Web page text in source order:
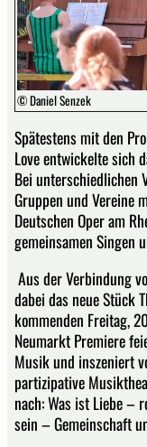
© Daniel Senzek
Spätestens mit den
Love entwickelte sich
Bei unterschiedlichen
Gruppen und Vereine
Deutschen Oper am
gemeinsamen Singen
Aus der Verbindung
dabei das neue Stück
kommenden Freitag,
Neumarkt Premiere
Musik und inszeniert
partizipative
nach: Was ist Liebe –
sein – Gemeinschaft